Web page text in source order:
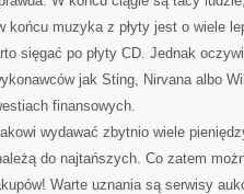
końcu muzyka z płyty jest o wiele
sięgać po płyty CD. Jednak
jak Sting, Nirvana albo
finansowych.
wydawać zbytnio wiele
do najtańszych. Co zatem
Warte uznania są serwisy